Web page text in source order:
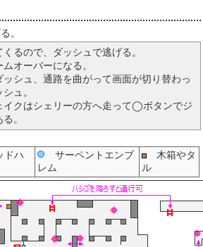
。
るので、ダッシュで逃げる。
オーバーになる。
ッシュ、通路を曲がって画面が切り替わっ
ュ。
イクはシェリーの方へ走って◯ボタンでジ
。
ハ
サーペントエンブ
レム
木箱やタ
ル